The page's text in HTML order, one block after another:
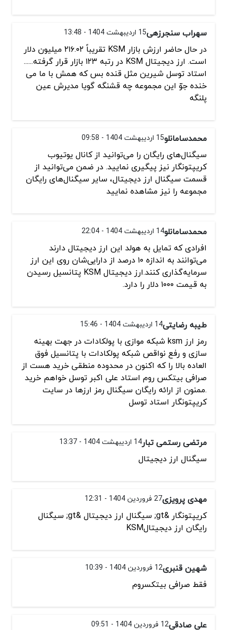
سهراب سنجرزهی15 اردیبهشت 1404 - 13:48
در حال حاضر ارزش بازار KSM تقریباً ۲۱۶.۰۲ میلیون دلار
است. ارز دیجیتال KSM در رتبه ۱۲۳ بازار قرار گرفته......
استاد توسل شیرین مثل قنده بس که همش با ما می
خنده جوّ این مجموعه چه قشنگه گویا مدیرش عین
پلنگه
محمدسامانلو15 اردیبهشت 1404 - 09:58
سیگنال‌های رایگان را می‌توانید از کانال یوتیوب
کریپتونگار نیز پیگیری نمایید. در ضمن می‌توانید از
قسمت سیگنال ارز دیجیتال، سایر سیگنال‌های رایگان
مجموعه را نیز مشاهده نمایید
محمدسامانلو14 اردیبهشت 1404 - 22:04
افرادی که تمایل به هولد این ارز دیجیتال دارند
می‌توانند به اندازه ۱۰ درصد از دارایی‌شان روی این ارز
سرمایه‌گذاری کنند.ارز دیجیتال KSM پتانسیل رسیدن
به قیمت ۱۰۰۰ دلار را دارد.
طیبه رضایتی14 اردیبهشت 1404 - 15:46
رمز ارز ksm شبکه موازی با پولکادات در جهت بهینه
سازی و رفع نواقص شبکه پولکادات با پتانسیل فوق
العاده بالا را که اکنون در محدوده منطقی خرید هست از
صرافی بیتکس روم استاد علی اکبر توسل خواهم خرید
.ممنون از ارائه رایگان سیگنال رمز ارزها در سایت
کریپتونگار استاد توسل
مرتضی رستمی تبار14 اردیبهشت 1404 - 13:37
سیگنال ارز دیجیتال
مهدی پرویزی27 فروردین 1404 - 12:31
کریپتونگار &gt; سیگنال ارز دیجیتال &gt; سیگنال
رایگان ارز دیجیتالKSM
شهین قنبری12 فروردین 1404 - 10:39
فقط صرافی بیتکسروم
علی صادقی12 فروردین 1404 - 09:51